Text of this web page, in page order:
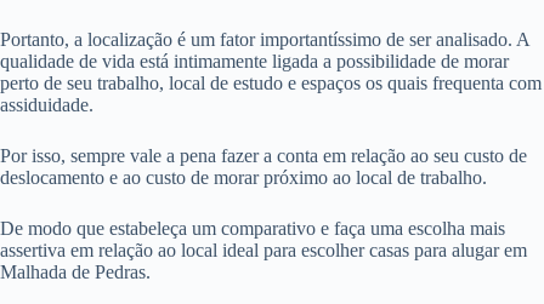
Portanto, a localização é um fator importantíssimo de ser analisado. A
qualidade de vida está intimamente ligada a possibilidade de morar
perto de seu trabalho, local de estudo e espaços os quais frequenta com
assiduidade.
Por isso, sempre vale a pena fazer a conta em relação ao seu custo de
deslocamento e ao custo de morar próximo ao local de trabalho.
De modo que estabeleça um comparativo e faça uma escolha mais
assertiva em relação ao local ideal para escolher casas para alugar em
Malhada de Pedras.